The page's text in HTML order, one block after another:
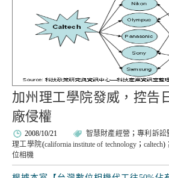
加州理工學院發威，控告
廠侵權
2008/10/21 智慧財產經營 ； 專利訴訟
理工學院(california institute of technology； caltech)；
位相機